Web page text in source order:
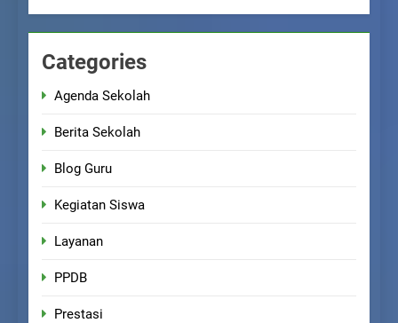
Categories
Agenda Sekolah
Berita Sekolah
Blog Guru
Kegiatan Siswa
Layanan
PPDB
Prestasi